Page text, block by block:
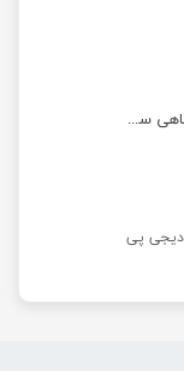
بستنی گربه کت نیپ بایولاین با طعم ماهی سالمون بسته 5 عددی